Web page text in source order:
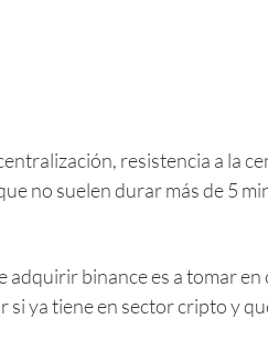
resistencia a la
no suelen durar más de 5
binance es a tomar
ya tiene en sector cripto y